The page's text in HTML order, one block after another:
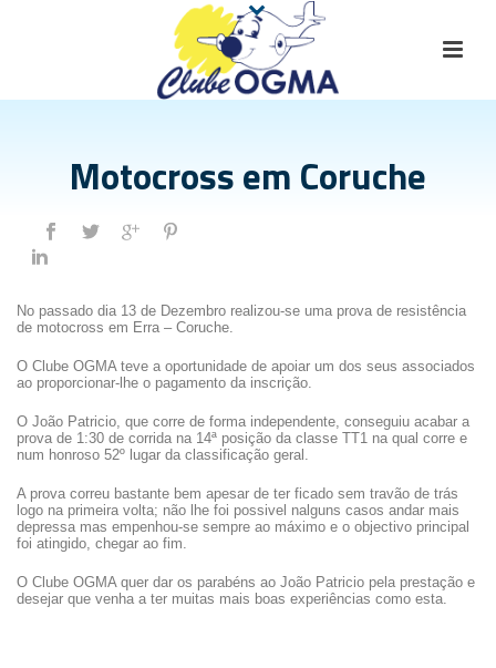
Motocross em Coruche
No passado dia 13 de Dezembro realizou-se uma prova de resistência
de motocross em Erra – Coruche.
O Clube OGMA teve a oportunidade de apoiar um dos seus associados
ao proporcionar-lhe o pagamento da inscrição.
O João Patricio, que corre de forma independente, conseguiu acabar a
prova de 1:30 de corrida na 14ª posição da classe TT1 na qual corre e
num honroso 52º lugar da classificação geral.
A prova correu bastante bem apesar de ter ficado sem travão de trás
logo na primeira volta; não lhe foi possivel nalguns casos andar mais
depressa mas empenhou-se sempre ao máximo e o objectivo principal
foi atingido, chegar ao fim.
O Clube OGMA quer dar os parabéns ao João Patricio pela prestação e
desejar que venha a ter muitas mais boas experiências como esta.